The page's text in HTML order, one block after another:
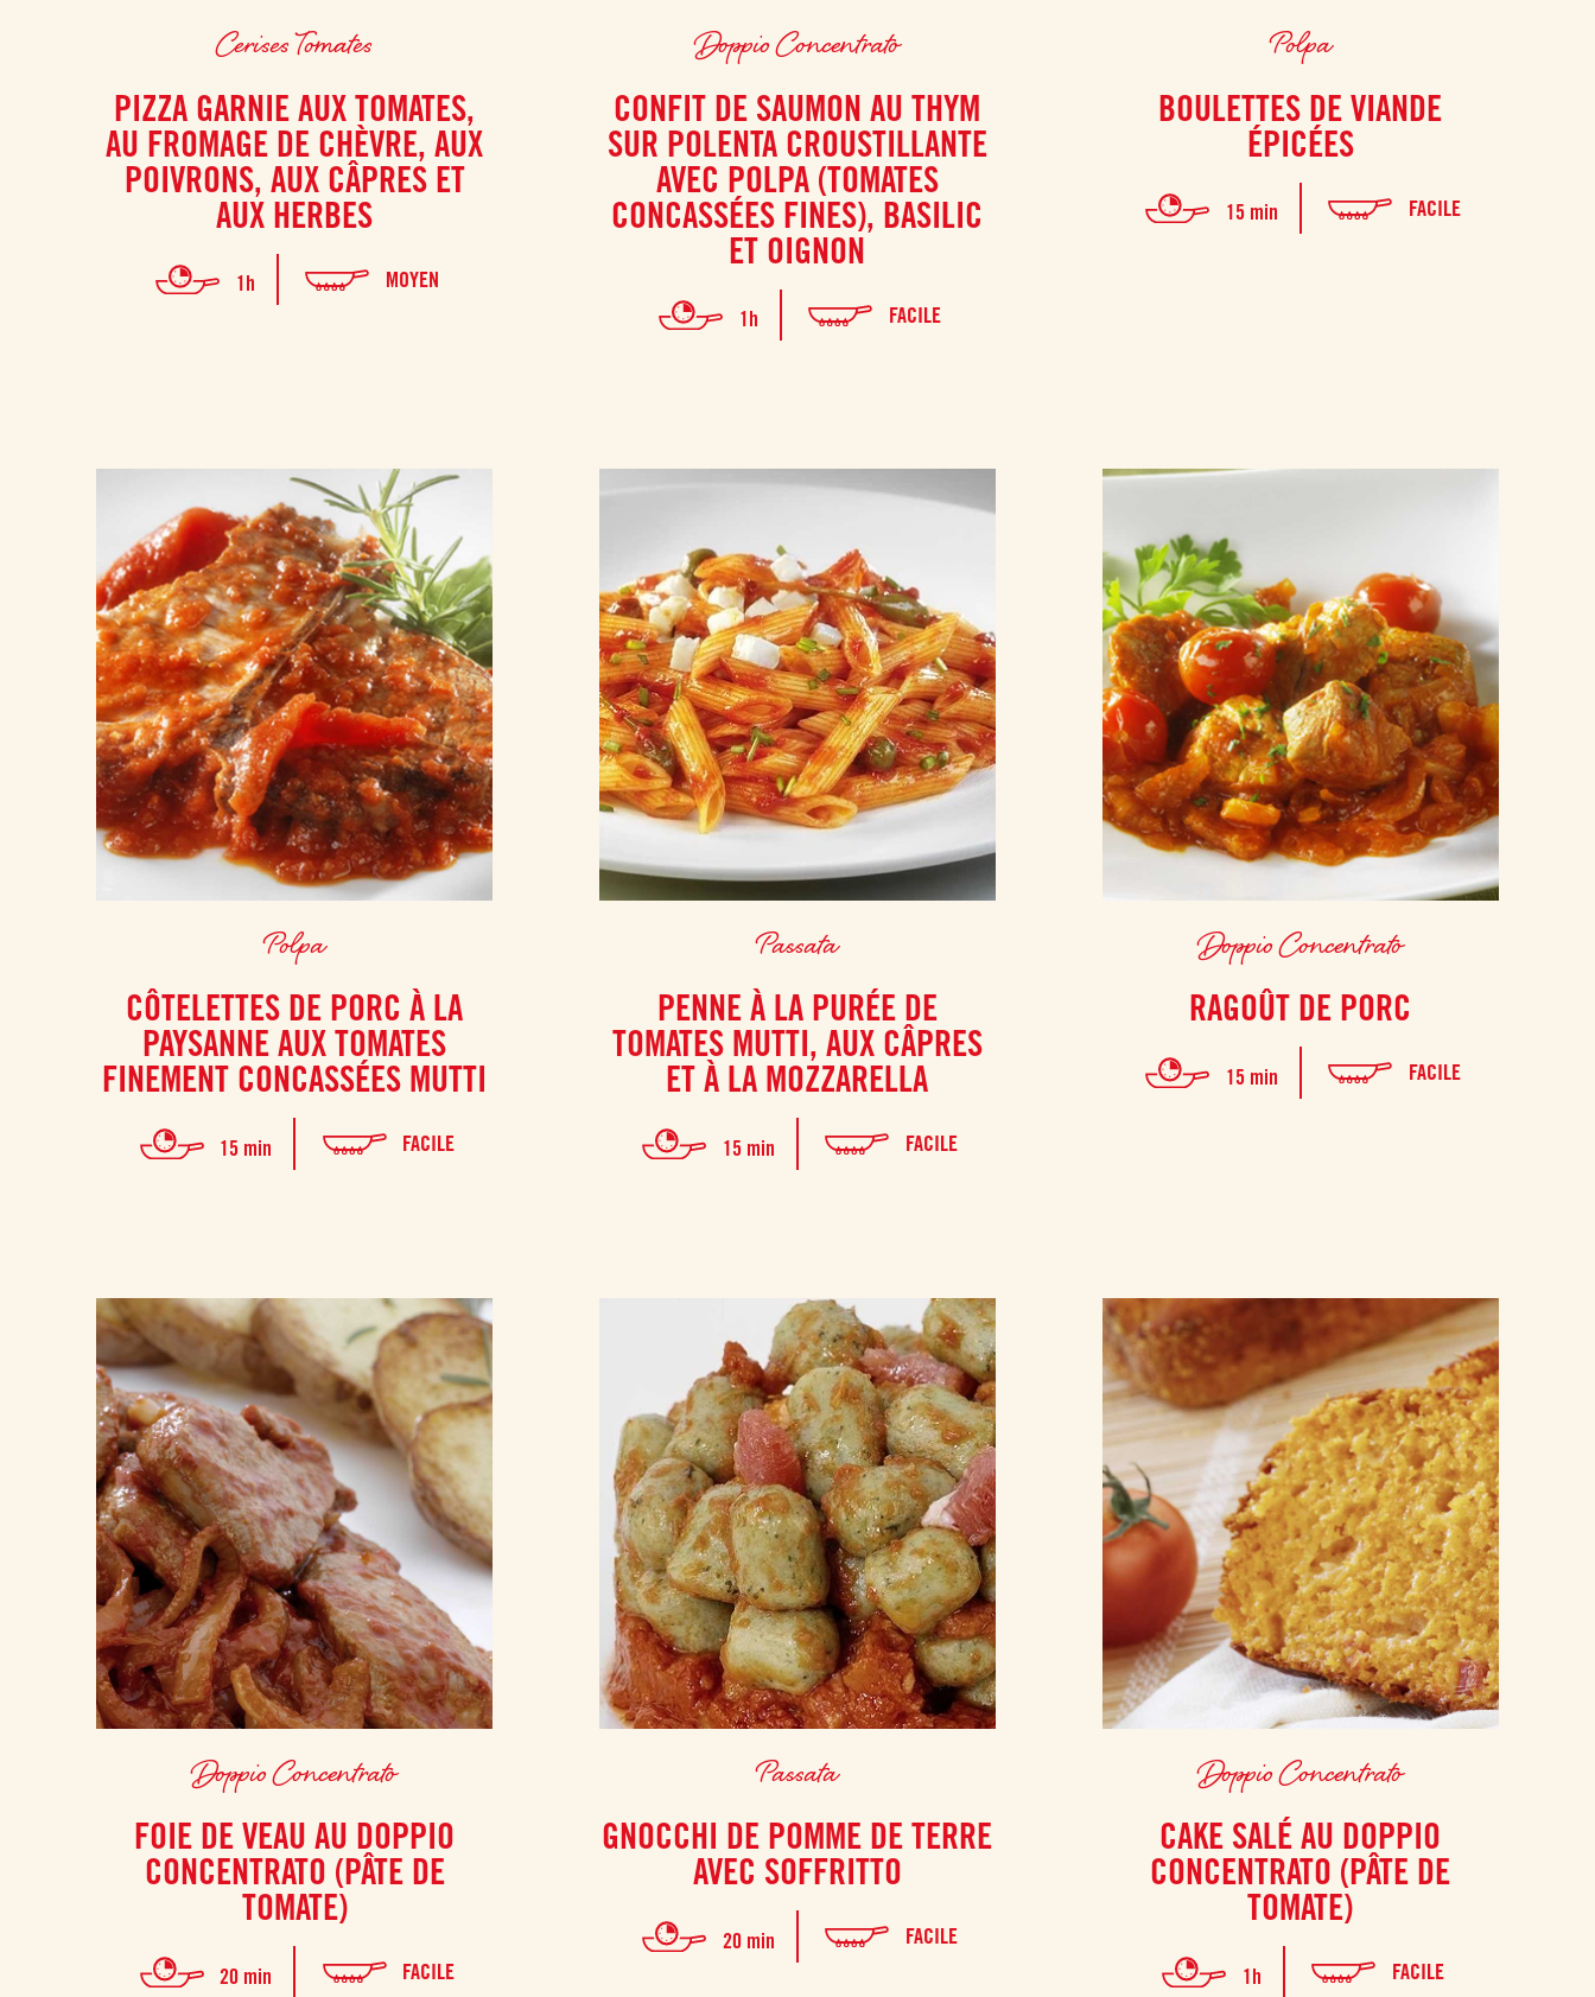
Cerises Tomates
PIZZA GARNIE AUX TOMATES,
AU FROMAGE DE CHÈVRE, AUX
POIVRONS, AUX CÂPRES ET
AUX HERBES
1h MOYEN
Doppio Concentrato
CONFIT DE SAUMON AU THYM
SUR POLENTA CROUSTILLANTE
AVEC POLPA (TOMATES
CONCASSÉES FINES), BASILIC
ET OIGNON
1h FACILE
Polpa
BOULETTES DE VIANDE
ÉPICÉES
15 min FACILE
Polpa
CÔTELETTES DE PORC À LA
PAYSANNE AUX TOMATES
FINEMENT CONCASSÉES MUTTI
15 min FACILE
Passata
PENNE À LA PURÉE DE
TOMATES MUTTI, AUX CÂPRES
ET À LA MOZZARELLA
15 min FACILE
Doppio Concentrato
RAGOÛT DE PORC
15 min FACILE
Doppio Concentrato
FOIE DE VEAU AU DOPPIO
CONCENTRATO (PÂTE DE
TOMATE)
20 min FACILE
Passata
GNOCCHI DE POMME DE TERRE
AVEC SOFFRITTO
20 min FACILE
Doppio Concentrato
CAKE SALÉ AU DOPPIO
CONCENTRATO (PÂTE DE
TOMATE)
1h FACILE